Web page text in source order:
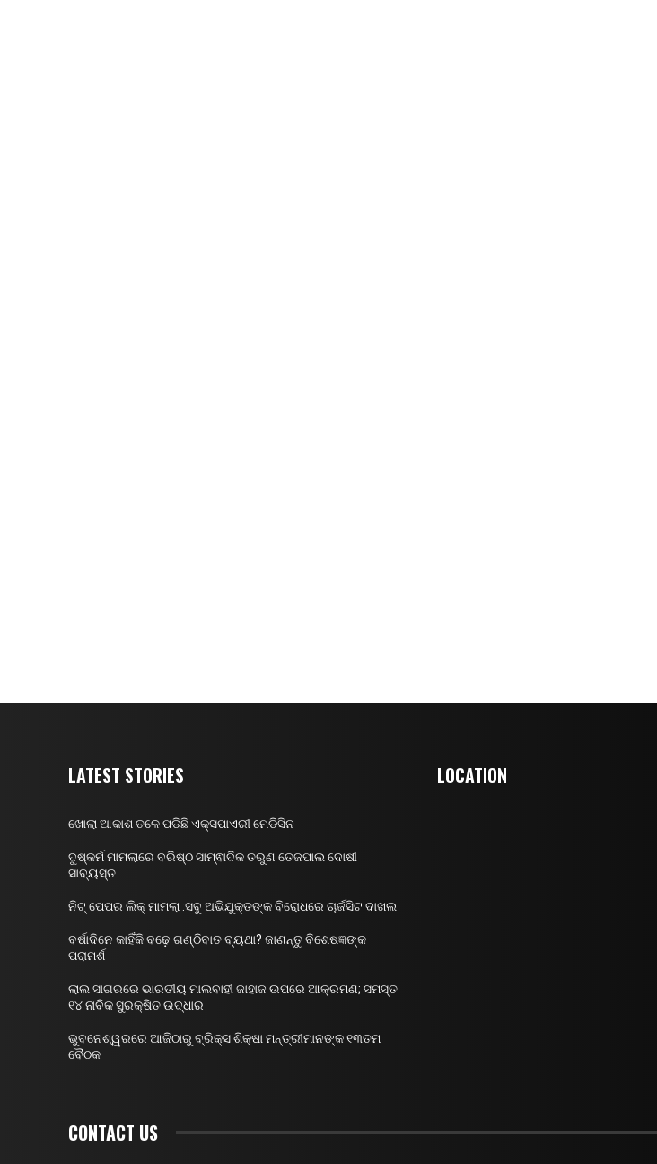
LATEST STORIES
ଖୋଲା ଆକାଶ ତଳେ ପଡିଛି ଏକ୍ସପାଏରୀ ମେଡିସିନ
ଦୁଷ୍କର୍ମ ମାମଲାରେ ବରିଷ୍ଠ ସାମ୍ଵାଦିକ ତରୁଣ ତେଜପାଲ ଦୋଷୀ
ସାବ୍ୟସ୍ତ
ନିଟ୍ ପେପର ଲିକ୍ ମାମଲା :ସବୁ ଅଭିଯୁକ୍ତଙ୍କ ବିରୋଧରେ ଚାର୍ଜସିଟ ଦାଖଲ
ବର୍ଷାଦିନେ କାହିଁକି ବଢ଼େ ଗଣ୍ଠିବାତ ବ୍ୟଥା? ଜାଣନ୍ତୁ ବିଶେଷଜ୍ଞଙ୍କ
ପରାମର୍ଶ
ଲାଲ ସାଗରରେ ଭାରତୀୟ ମାଲବାହୀ ଜାହାଜ ଉପରେ ଆକ୍ରମଣ; ସମସ୍ତ
୧୪ ନାବିକ ସୁରକ୍ଷିତ ଉଦ୍ଧାର
ଭୁବନେଶ୍ୱରରେ ଆଜିଠାରୁ ବ୍ରିକ୍ସ ଶିକ୍ଷା ମନ୍ତ୍ରୀମାନଙ୍କ ୧୩ତମ
ବୈଠକ
LOCATION
CONTACT US